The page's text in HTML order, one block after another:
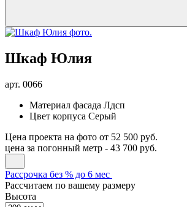
Шкаф Юлия
арт. 0066
Материал фасада Лдсп
Цвет корпуса Серый
Цена проекта на фото от 52 500 руб.
цена за погонный метр - 43 700 руб.
Рассрочка без % до 6 мес
Рассчитаем по вашему размеру
Высота